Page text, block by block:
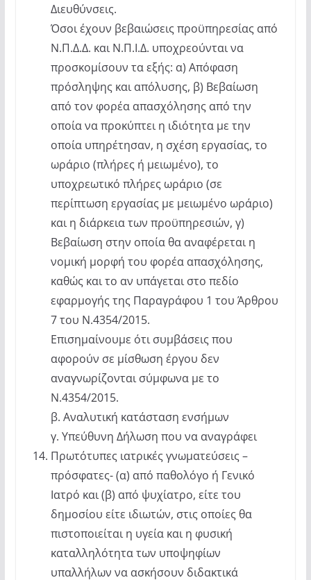
Διευθύνσεις.
Όσοι έχουν βεβαιώσεις προϋπηρεσίας από
Ν.Π.Δ.Δ. και Ν.Π.Ι.Δ. υποχρεούνται να
προσκομίσουν τα εξής: α) Απόφαση
πρόσληψης και απόλυσης, β) Βεβαίωση
από τον φορέα απασχόλησης από την
οποία να προκύπτει η ιδιότητα με την
οποία υπηρέτησαν, η σχέση εργασίας, το
ωράριο (πλήρες ή μειωμένο), το
υποχρεωτικό πλήρες ωράριο (σε
περίπτωση εργασίας με μειωμένο ωράριο)
και η διάρκεια των προϋπηρεσιών, γ)
Βεβαίωση στην οποία θα αναφέρεται η
νομική μορφή του φορέα απασχόλησης,
καθώς και το αν υπάγεται στο πεδίο
εφαρμογής της Παραγράφου 1 του Άρθρου
7 του Ν.4354/2015.
Επισημαίνουμε ότι συμβάσεις που
αφορούν σε μίσθωση έργου δεν
αναγνωρίζονται σύμφωνα με το
Ν.4354/2015.
β. Αναλυτική κατάσταση ενσήμων
γ. Υπεύθυνη Δήλωση που να αναγράφει
Πρωτότυπες ιατρικές γνωματεύσεις –
πρόσφατες- (α) από παθολόγο ή Γενικό
Ιατρό και (β) από ψυχίατρο, είτε του
δημοσίου είτε ιδιωτών, στις οποίες θα
πιστοποιείται η υγεία και η φυσική
καταλληλότητα των υποψηφίων
υπαλλήλων να ασκήσουν διδακτικά